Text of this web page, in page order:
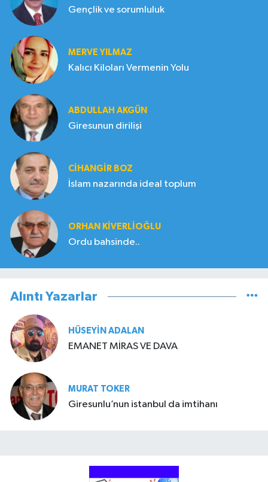
Gençlik ve sorumluluk
MERVE YILMAZ
Kalıcı Kiloları Vermenin Yolu
ABDULLAH AKGÜN
Giresunun dirilişi
CIHANGIR BOZ
İslam nazarında ideal toplum
ORHAN KIVERLIOĞLU
Ordu bahsinde..
Alıntı Yazarlar
HÜSEYIN ADALAN
EMANET MİRAS VE DAVA
MURAT TOKER
Giresunlu’nun istanbul da imtihanı